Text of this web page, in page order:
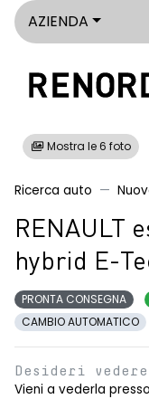
AZIENDA
Mostra le 6 foto
Ricerca auto
RENAULT
hybrid E-
PRONTA CONSEGNA
CAMBIO AUTOMATICO
Desideri
Vieni a vederla